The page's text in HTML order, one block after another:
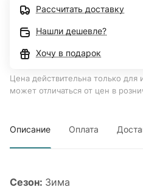
Рассчитать доставку
Нашли дешевле?
Хочу в подарок
Цена действительна только для
может отличаться от цен в
Описание Оплата
Сезон: Зима